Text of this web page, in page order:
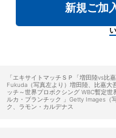
新規ご加
「エキサイトマッチＳＰ「増田陸vs比
Fukuda（写真左より）増田陸、比嘉大
ッチ～世界プロボクシング WBC暫定
ルカ・プランチック 」Getty Images（
ク、ラモン・カルデナス